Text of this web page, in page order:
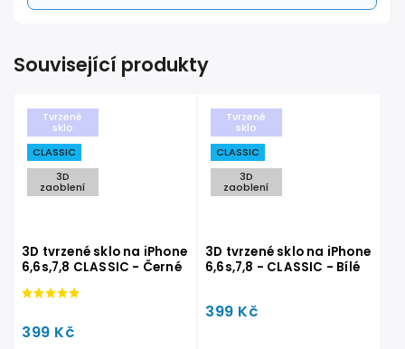
Související produkty
Tvrzené
sklo
CLASSIC
3D
zaoblení
3D tvrzené sklo na iPhone
6,6s,7,8 CLASSIC - Černé
399 Kč
Tvrzené
sklo
CLASSIC
3D
zaoblení
3D tvrzené sklo na iPhone
6,6s,7,8 - CLASSIC - Bílé
399 Kč